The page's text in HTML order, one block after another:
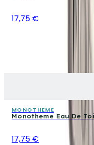
17,75 €
MONOTHEME
Monotheme Eau De
17,75 €